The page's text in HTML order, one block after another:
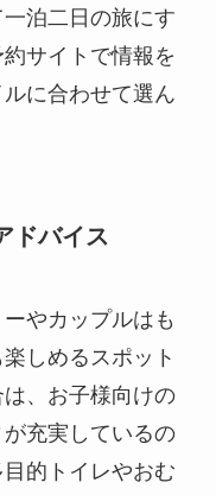
泊二日の旅にす
サイトで情報を
に合わせて選ん
ドバイス
やカップルはも
しめるスポット
、お子様向けの
充実しているの
的トイレやおむ